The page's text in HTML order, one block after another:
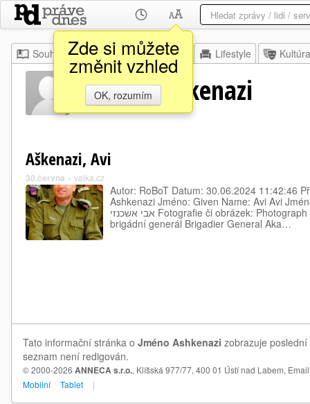
Zde si můžete
změnit vzhled
OK, rozumím
Souhrn Moje Z domova Lifestyle Kultúra
Jméno Ashkenazi
Aškenazi, Avi
30.června » valka.cz
Autor: RoBoT Datum: 30.06.2024 11:42:46
Ashkenazi Jméno: Given Name: Avi Avi
אבי אשכנזי Fotografie či obrázek: Photograph or Picture: Hodnost: Rank:
brigádní generál Brigadier General Aka…
Tato informační stránka o Jméno Ashkenazi zobrazuje
seznam není redigován.
© 2000-2026 ANNECA s.r.o., Klíšská 977/77, 400 01 Ústí nad Labem,
Mobilní
Tablet |